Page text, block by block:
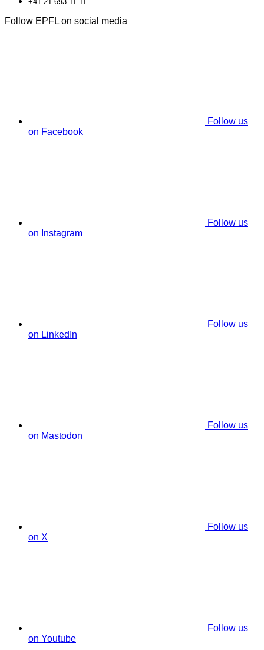
Follow EPFL on social media
Follow us
on Facebook
Follow us
on Instagram
Follow us
on LinkedIn
Follow us
on Mastodon
Follow us
on X
Follow us
on Youtube